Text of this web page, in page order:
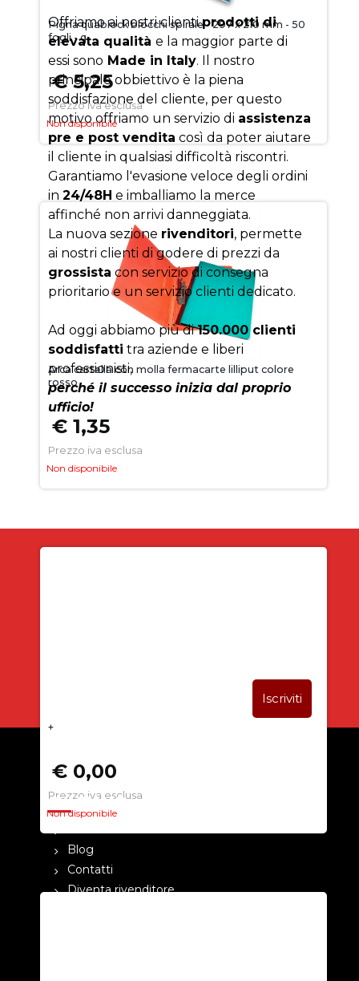
Pigna quablock blocchi spirale - 297 x 210 mm - 50
fogli - q
€ 5,25
Prezzo iva esclusa
Non disponibile
Arca cartella con molla fermacarte lilliput colore
rosso
€ 1,35
Prezzo iva esclusa
Non disponibile
+
€ 0,00
Prezzo iva esclusa
Non disponibile
Offriamo ai nostri clientiprodotti di
elevata qualità e la maggior parte di
essi sono Made in Italy. Il nostro
principale obbiettivo è la piena
soddisfazione del cliente, per questo
motivo offriamo un servizio di assistenza
pre e post vendita così da poter aiutare
il cliente in qualsiasi difficoltà riscontri.
Garantiamo l'evasione veloce degli ordini
in 24/48H e imballiamo la merce
affinché non arrivi danneggiata.
La nuova sezione rivenditori, permette
ai nostri clienti di godere di prezzi da
grossista con servizio di consegna
prioritario e un servizio clienti dedicato.
Ad oggi abbiamo più di150.000 clienti
soddisfatti tra aziende e liberi
professionisti,
perché il successo inizia dal proprio
ufficio!
CHI SIAMO
Blog
Contatti
Diventa rivenditore